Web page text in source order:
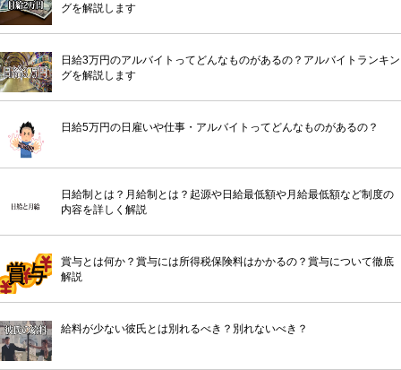
グを解説します
日給3万円のアルバイトってどんなものがあるの？アルバイトランキン
グを解説します
日給5万円の日雇いや仕事・アルバイトってどんなものがあるの？
日給制とは？月給制とは？起源や日給最低額や月給最低額など制度の
内容を詳しく解説
賞与とは何か？賞与には所得税保険料はかかるの？賞与について徹底
解説
給料が少ない彼氏とは別れるべき？別れないべき？